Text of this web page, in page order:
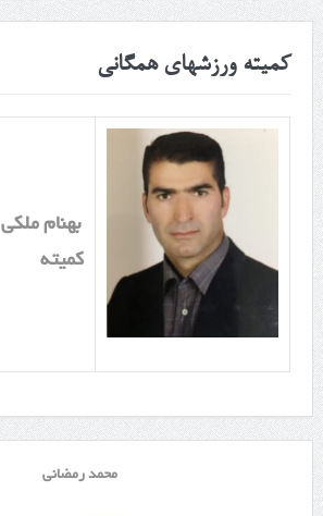
کمیته ورزشهای همگانی
بهنام ملکی
کمیته
محمد رمضانی